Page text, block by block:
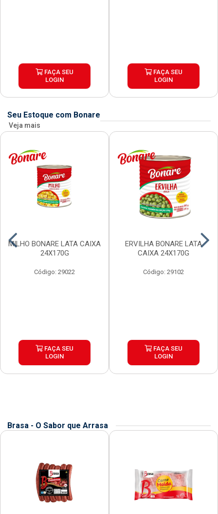
FAÇA SEU
LOGIN
FAÇA SEU
LOGIN
Seu Estoque com Bonare
Veja mais
MILHO BONARE LATA CAIXA
24X170G
Código: 29022
FAÇA SEU
LOGIN
ERVILHA BONARE LATA
CAIXA 24X170G
Código: 29102
FAÇA SEU
LOGIN
Brasa - O Sabor que Arrasa